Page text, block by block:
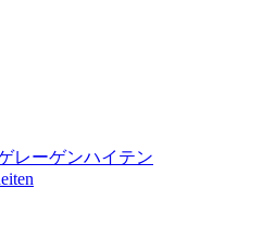
レーゲンハイテン